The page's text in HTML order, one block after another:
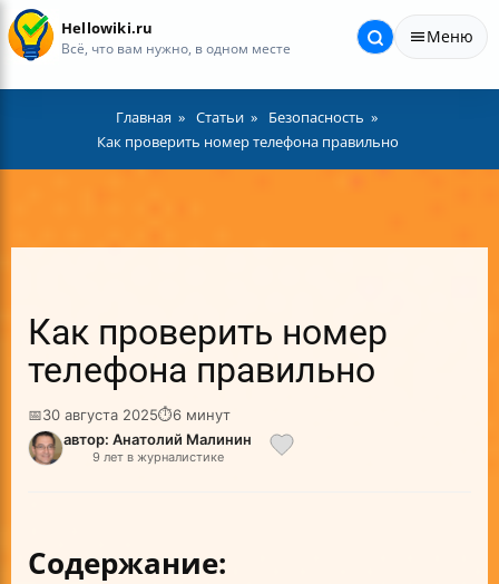
Hellowiki.ru
Всё, что вам нужно, в одном месте
Меню
Главная Статьи
Безопасность
Как проверить номер телефона правильно
Как проверить номер
телефона правильно
📅30 августа 2025⏱6 минут
автор: Анатолий Малинин
9 лет в журналистике
Содержание: